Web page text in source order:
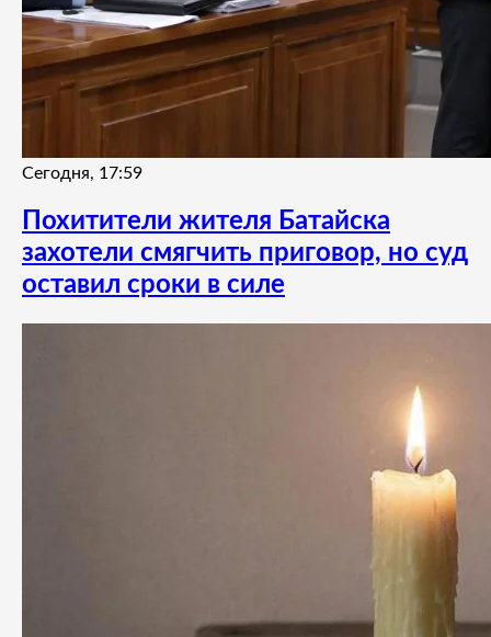
Сегодня, 17:59
Похитители жителя Батайска
захотели смягчить приговор, но суд
оставил сроки в силе